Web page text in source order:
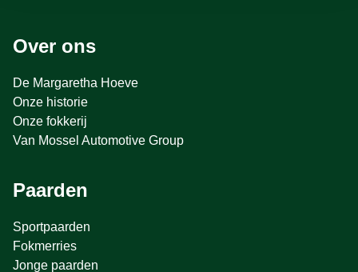
Over ons
De Margaretha Hoeve
Onze historie
Onze fokkerij
Van Mossel Automotive Group
Paarden
Sportpaarden
Fokmerries
Jonge paarden